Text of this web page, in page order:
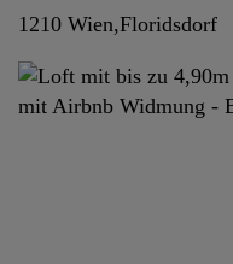
1210 Wien,Floridsdorf